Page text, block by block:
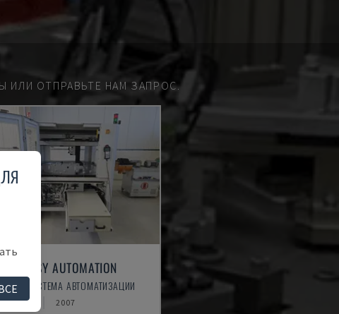
ИЛИ ОТПРАВЬТЕ НАМ ЗАПРОС.
EASY AUTOMATION
- СИСТЕМА АВТОМАТИЗАЦИИ
2007